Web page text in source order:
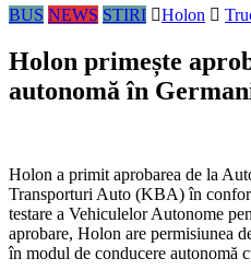
BUS NEWS STIRI Holon
Holon primește
autonomă în
Holon a primit aprobarea de la
Transporturi Auto (KBA) în
testare a Vehiculelor Autonome
aprobare, Holon are permisiunea
în modul de conducere autonomă